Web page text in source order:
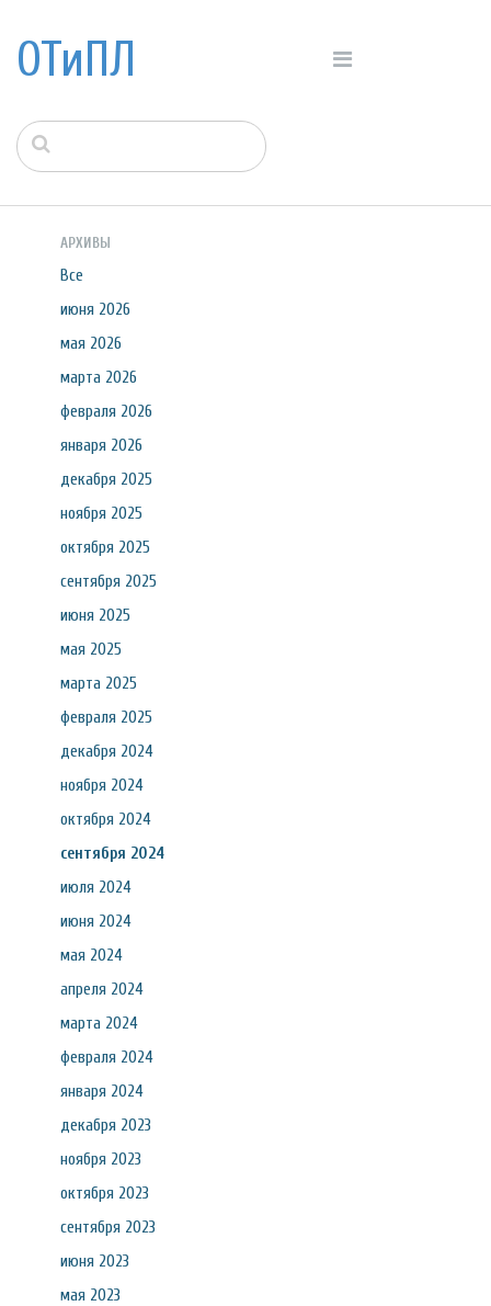
ОТиПЛ
АРХИВЫ
Все
июня 2026
мая 2026
марта 2026
февраля 2026
января 2026
декабря 2025
ноября 2025
октября 2025
сентября 2025
июня 2025
мая 2025
марта 2025
февраля 2025
декабря 2024
ноября 2024
октября 2024
сентября 2024
июля 2024
июня 2024
мая 2024
апреля 2024
марта 2024
февраля 2024
января 2024
декабря 2023
ноября 2023
октября 2023
сентября 2023
июня 2023
мая 2023